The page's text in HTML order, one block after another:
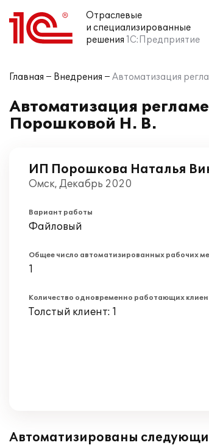
Отраслевые
и специализированные
решения 1С:Предприятие
Главная Внедрения Автоматизация
Автоматизация
Порошковой Н. В.
ИП Порошкова Наталья
Омск, Декабрь 2020
Вариант работы
Файловый
Общее число автоматизированных рабочих
1
Количество одновременно работающих
Толстый клиент: 1
Автоматизированы